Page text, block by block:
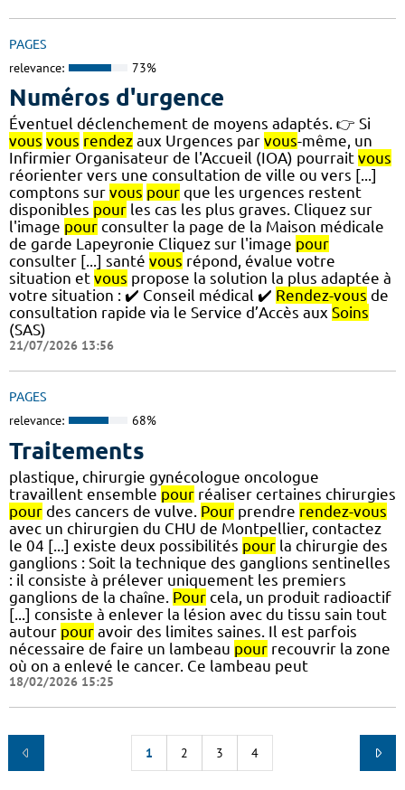
PAGES
relevance: 73%
Numéros d'urgence
Éventuel déclenchement de moyens adaptés. 👉 Si
vous vous rendez aux Urgences par vous-même, un
Infirmier Organisateur de l'Accueil (IOA) pourrait vous
réorienter vers une consultation de ville ou vers [...]
comptons sur vous pour que les urgences restent
disponibles pour les cas les plus graves. Cliquez sur
l'image pour consulter la page de la Maison médicale
de garde Lapeyronie Cliquez sur l'image pour
consulter [...] santé vous répond, évalue votre
situation et vous propose la solution la plus adaptée à
votre situation : ✔️ Conseil médical ✔️ Rendez-vous de
consultation rapide via le Service d’Accès aux Soins
(SAS)
21/07/2026 13:56
PAGES
relevance: 68%
Traitements
plastique, chirurgie gynécologue oncologue
travaillent ensemble pour réaliser certaines chirurgies
pour des cancers de vulve. Pour prendre rendez-vous
avec un chirurgien du CHU de Montpellier, contactez
le 04 [...] existe deux possibilités pour la chirurgie des
ganglions : Soit la technique des ganglions sentinelles
: il consiste à prélever uniquement les premiers
ganglions de la chaîne. Pour cela, un produit radioactif
[...] consiste à enlever la lésion avec du tissu sain tout
autour pour avoir des limites saines. Il est parfois
nécessaire de faire un lambeau pour recouvrir la zone
où on a enlevé le cancer. Ce lambeau peut
18/02/2026 15:25
1 2 3 4